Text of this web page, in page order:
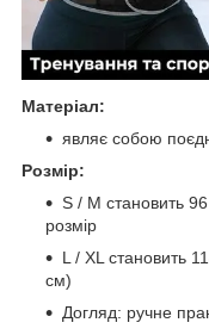
Матеріал:
являє собою
Розмір:
S / M становить
розмір
L / XL становить
см)
Догляд: ручне